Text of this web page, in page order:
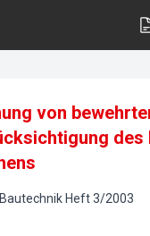
von
des
Bautechnik Heft3/2003